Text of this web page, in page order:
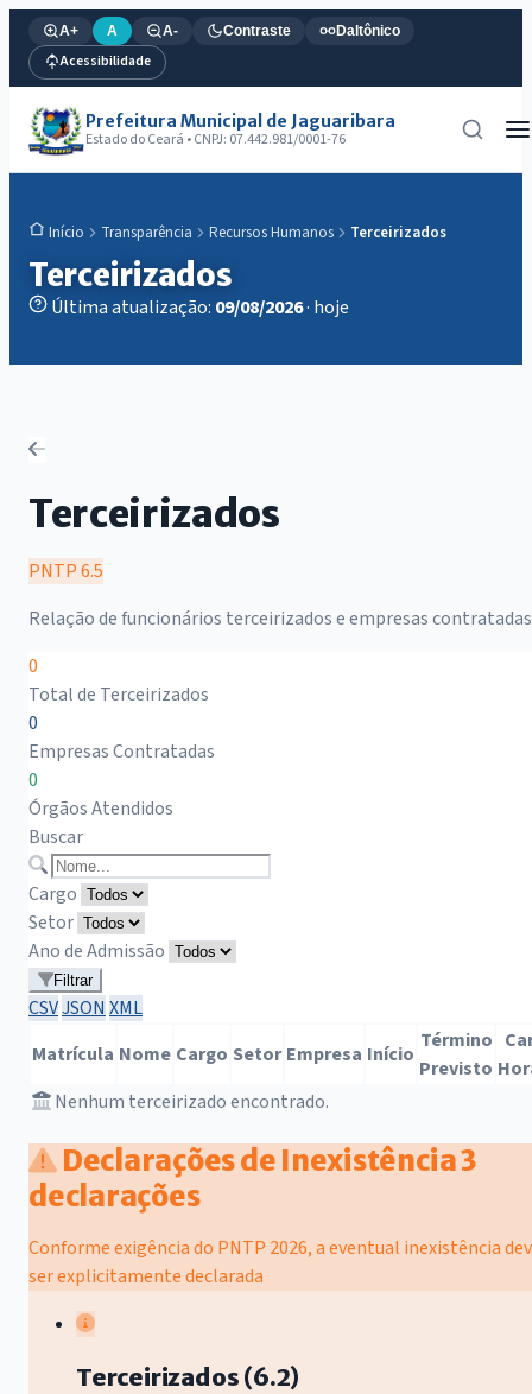
A+ A A- Contraste Daltônico
Acessibilidade
Prefeitura Municipal de Jaguaribara
Estado do Ceará • CNPJ: 07.442.981/0001-76
Início Transparência Recursos Humanos Terceirizados
Terceirizados
Última atualização: 09/08/2026· hoje
Terceirizados
PNTP 6.5
Relação de funcionários terceirizados e empresas contratadas
0
Total de Terceirizados
0
Empresas Contratadas
0
Órgãos Atendidos
Buscar
Cargo
Setor
Ano de Admissão
Filtrar
CSVJSON XML
Matrícula Nome Cargo Setor Empresa Início
Término
Previsto
Nenhum terceirizado encontrado.
Declarações de Inexistência3
declarações
Conforme exigência do PNTP 2026, a eventual inexistência
ser explicitamente declarada
Terceirizados (6.2)